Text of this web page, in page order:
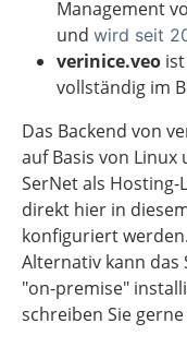
Management
und wird seit
verinice.veo
vollständig im
Das Backend von
auf Basis von Linux
SerNet als
direkt hier in
konfiguriert werden.
Alternativ kann das
"on-premise"
schreiben Sie